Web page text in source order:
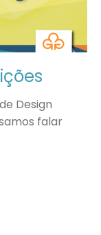
Design
falar